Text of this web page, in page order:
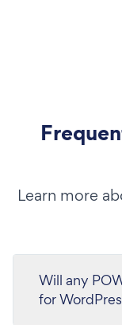
Learn more
Will any
for